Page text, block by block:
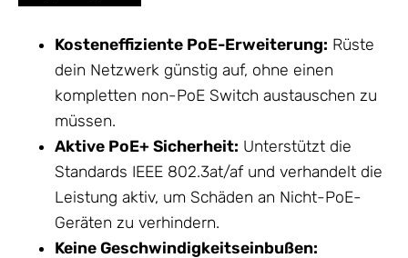
Kosteneffiziente PoE-Erweiterung: Rüste
dein Netzwerk günstig auf, ohne einen
kompletten non-PoE Switch austauschen zu
müssen.
Aktive PoE+ Sicherheit: Unterstützt die
Standards IEEE 802.3at/af und verhandelt die
Leistung aktiv, um Schäden an Nicht-PoE-
Geräten zu verhindern.
Keine Geschwindigkeitseinbußen: